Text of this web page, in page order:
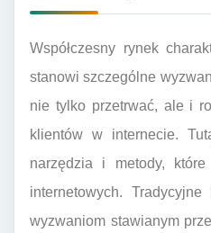
Współczesny rynek
stanowi szczególne
nie tylko przetrwać, ale i
klientów w internecie.
narzędzia i metody,
internetowych.
wyzwaniom stawianym